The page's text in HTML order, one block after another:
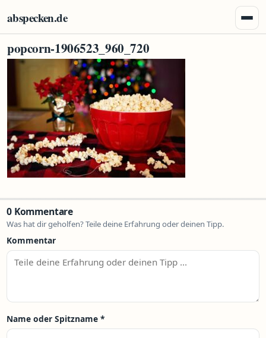
abspecken.de
popcorn-1906523_960_720
0 Kommentare
Was hat dir geholfen? Teile deine Erfahrung oder deinen Tipp.
Kommentar
Name oder Spitzname *